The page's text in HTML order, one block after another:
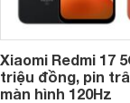
Xiaomi Redmi 17
triệu đồng, pin
màn hình 120Hz